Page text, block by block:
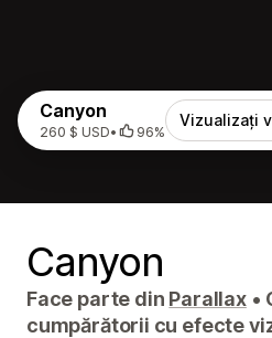
Canyon
260 $ USD• 96%
Vizualizați
Canyon
Face parte din Parallax •
cumpărătorii cu efecte